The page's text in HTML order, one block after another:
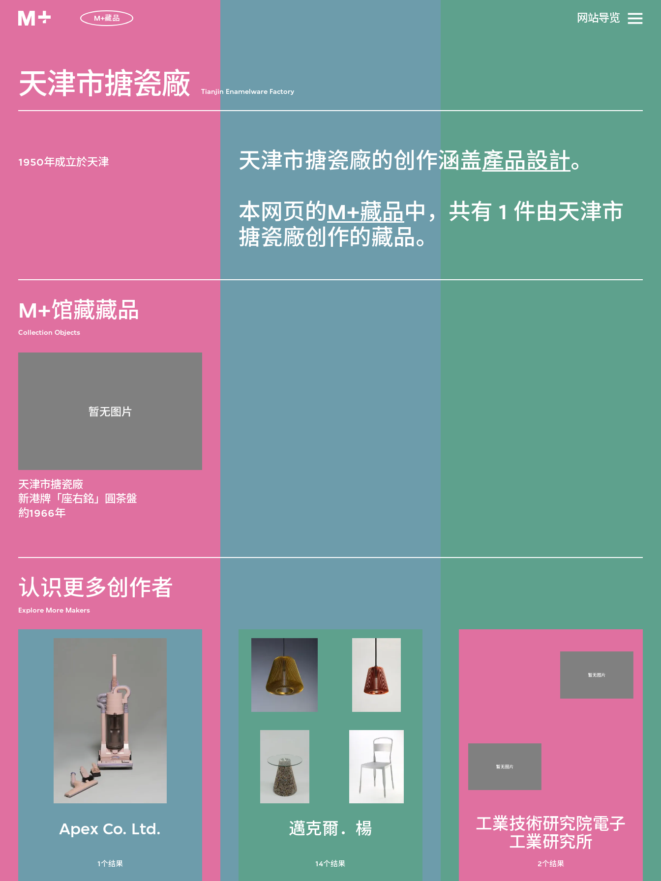
M+藏品 网站导览
天津市搪瓷廠 Tianjin Enamelware Factory
1950年成立於天津 天津市搪瓷廠的创作涵盖產品設計。
本网页的M+藏品中，共有 1 件由天津市
搪瓷廠创作的藏品。
M+馆藏藏品
Collection Objects
天津市搪瓷廠
新港牌「座右銘」圓茶盤
約1966年
认识更多创作者
Explore More Makers
Apex Co. Ltd.
1个结果
邁克爾．楊
14个结果
工業技術研究院電子
工業研究所
2个结果